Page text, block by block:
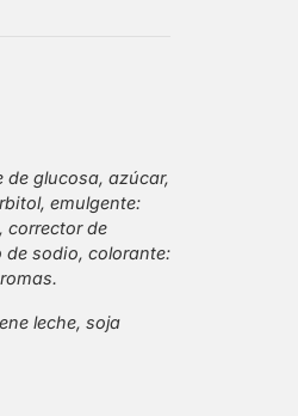
de glucosa, azúcar,
emulgente:
corrector de
sodio, colorante:
leche, soja